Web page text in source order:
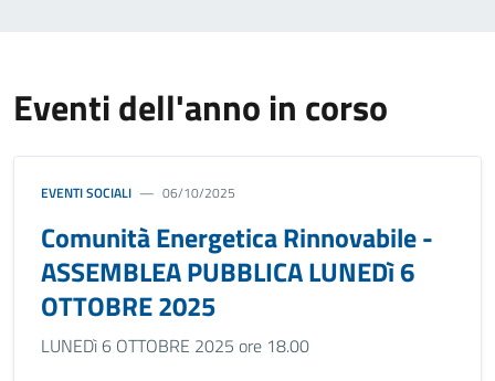
Eventi dell'anno in corso
EVENTI SOCIALI 06/10/2025
Comunità Energetica Rinnovabile -
ASSEMBLEA PUBBLICA LUNEDì 6
OTTOBRE 2025
LUNEDì 6 OTTOBRE 2025 ore 18.00